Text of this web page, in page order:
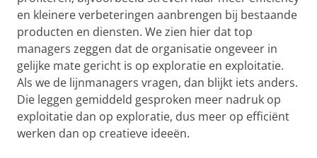
en kleinere verbeteringen aanbrengen bij bestaande
producten en diensten. We zien hier dat top
managers zeggen dat de organisatie ongeveer in
gelijke mate gericht is op exploratie en exploitatie.
Als we de lijnmanagers vragen, dan blijkt iets anders.
Die leggen gemiddeld gesproken meer nadruk op
exploitatie dan op exploratie, dus meer op efficiënt
werken dan op creatieve ideeën.